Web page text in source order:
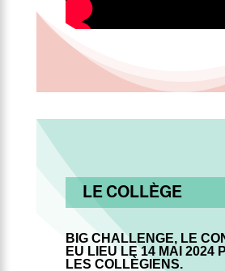
LE COLLÈGE
BIG CHALLENGE, LE
EU LIEU LE 14 MAI 2024
LES COLLÈGIENS.